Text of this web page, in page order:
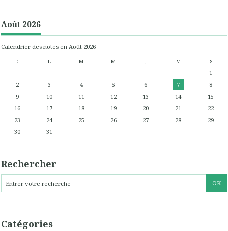
Août 2026
Calendrier des notes en Août 2026
D L M M J V S
1
2
3 4 5 6 7
8
9
10 11 12 13 14
15
16
17 18 19 20 21
22
23
24 25 26 27 28
29
30
31
Rechercher
Catégories